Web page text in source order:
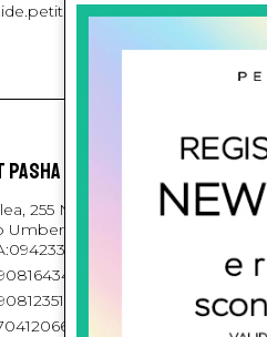
PASHA
255 Napoli
Umberto I 301 Napoli - Italia
, 3397314295